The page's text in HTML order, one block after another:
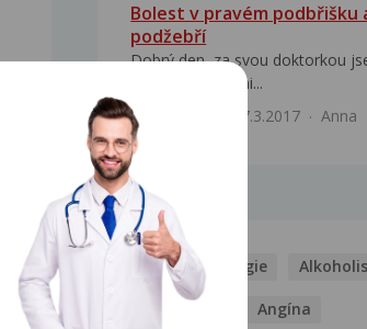
Bolest v pravém podbřišku
podžebří
Dobrý den, za svou doktorkou
přišla s tlakovými...
17.3.2017 Anna
NEMOCI
Kašel Alergie
Angína